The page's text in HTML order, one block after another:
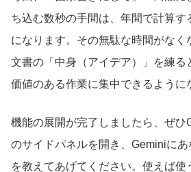
ち込む数秒の手間は、年間で計算す
になります。その無駄な時間がなく
文書の「中身（アイデア）」を練る
価値のある作業に集中できるように
機能の展開が完了しましたら、ぜひ
のサイドパネルを開き、Geminiに
を教えてあげてください。使えば使